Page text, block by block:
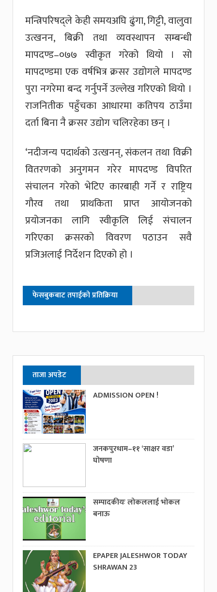
मन्त्रिपरिषद्ले केही समयअघि ढुंगा, गिट्टी, वालुवा
उत्खनन, बिक्री तथा व्यवस्थापन सम्बन्धी
मापदण्ड–०७७ स्वीकृत गरेको थियो । सो
मापदण्डमा एक वर्षभित्र क्रसर उद्योगले मापदण्ड
पुरा नगरेमा बन्द गर्नुपर्ने उल्लेख गरिएको थियो ।
राजनितीक पहुँचका आधारमा कतिपय ठाउँमा
दर्ता बिना नै क्रसर उद्योग चलिरहेका छन् ।
‘नदीजन्य पदार्थको उत्खनन्, संकलन तथा विक्री
वितरणको अनुगमन गरेर मापदण्ड विपरित
संचालन गरेको भेटिए कारबाही गर्ने र राष्ट्रिय
गौरव तथा प्राथकिता प्राप्त आयोजनको
प्रयोजनका लागि स्वीकृलि लिई संचालन
गरिएका क्रसरको विवरण पठाउन सवै
प्रजिअलाई निर्देशन दिएको हो ।
फेसबुकबाट तपाईको प्रतिक्रिया
ताजा अपडेट
ADMISSION OPEN !
जनकपुरधाम–११ ‘साक्षर वडा’
घोषणा
सम्पादकीयः लोकललाई भोकल
बनाऊ
EPAPER JALESHWOR TODAY
SHRAWAN 23